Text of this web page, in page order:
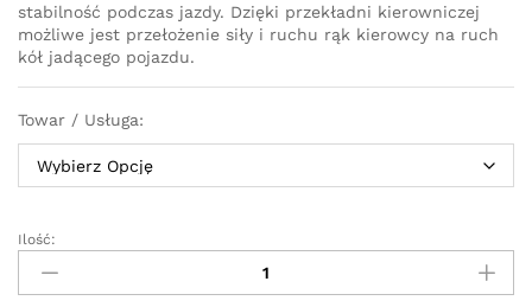
stabilność podczas jazdy. Dzięki przekładni kierowniczej
możliwe jest przełożenie siły i ruchu rąk kierowcy na ruch
kół jadącego pojazdu.
Towar / Usługa:
Przekładnia
kierownicza
-
Ilość: